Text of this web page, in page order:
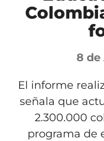
8 de
El informe
señala que
2.300.000
programa de